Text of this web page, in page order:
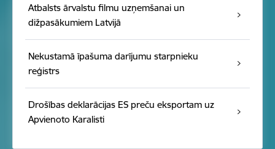
Atbalsts ārvalstu filmu uzņemšanai un
dižpasākumiem Latvijā
Nekustamā īpašuma darījumu starpnieku
reģistrs
Drošības deklarācijas ES preču eksportam uz
Apvienoto Karalisti